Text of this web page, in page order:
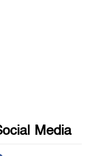
Media